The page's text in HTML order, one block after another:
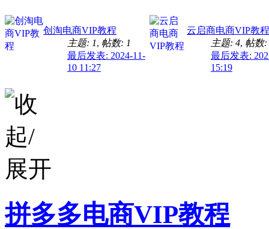
创淘电商VIP教程
主题: 1, 帖数: 1
最后发表: 2024-11-
10 11:27
云启商电商VIP教程
主题: 4, 帖数:
最后发表:
15:19
拼多多电商VIP教程